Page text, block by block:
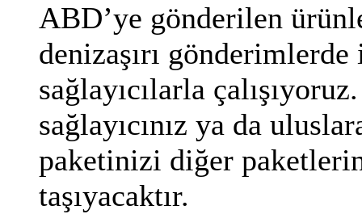
ABD’ye gönderilen
denizaşırı
sağlayıcılarla
sağlayıcınız ya da
paketinizi diğer
taşıyacaktır.